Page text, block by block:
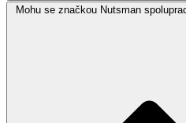
Mohu se značkou Nutsman